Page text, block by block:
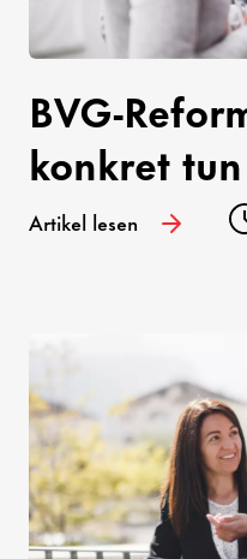
BVG-
konkret
Artikel lesen